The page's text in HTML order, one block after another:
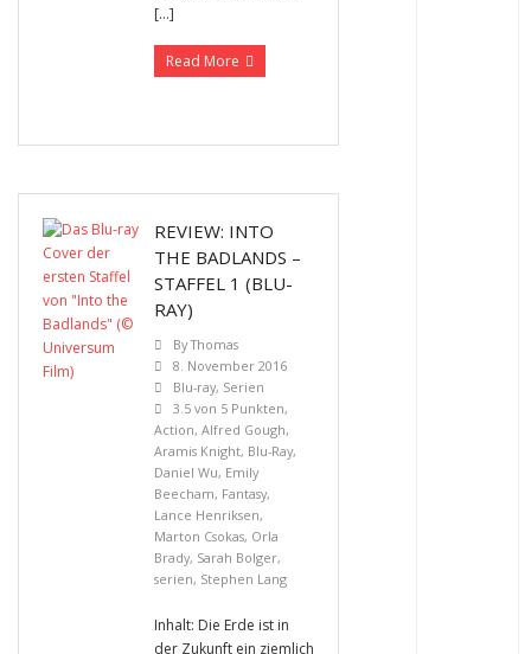
[…]
Read More
REVIEW: INTO
THE BADLANDS –
STAFFEL 1 (BLU-
RAY)
ByThomas
8. November 2016
Blu-ray, Serien
3.5 von 5 Punkten,
Action, Alfred Gough,
Aramis Knight, Blu-Ray,
Daniel Wu, Emily
Beecham, Fantasy,
Lance Henriksen,
Marton Csokas, Orla
Brady, Sarah Bolger,
serien, Stephen Lang
Inhalt: Die Erde ist in
der Zukunft ein ziemlich